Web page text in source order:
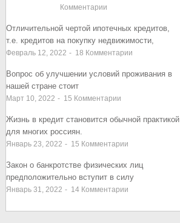
Комментарии
Отличительной чертой ипотечных кредитов,
т.е. кредитов на покупку недвижимости,
Февраль 12, 2022 - 18 Комментарии
Вопрос об улучшении условий проживания в
нашей стране стоит
Март 10, 2022 - 15 Комментарии
Жизнь в кредит становится обычной практикой
для многих россиян.
Январь 23, 2022 - 15 Комментарии
Закон о банкротстве физических лиц
предположительно вступит в силу
Январь 31, 2022 - 14Комментарии